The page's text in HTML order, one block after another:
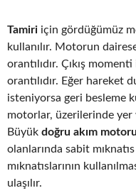
Tamiri için gördüğümüz
kullanılır. Motorun
orantılıdır. Çıkış
orantılıdır. Eğer hareket
isteniyorsa geri besleme
motorlar, üzerilerinde yer
Büyük doğru akım motoru
olanlarında sabit
mıknatıslarının
ulaşılır.